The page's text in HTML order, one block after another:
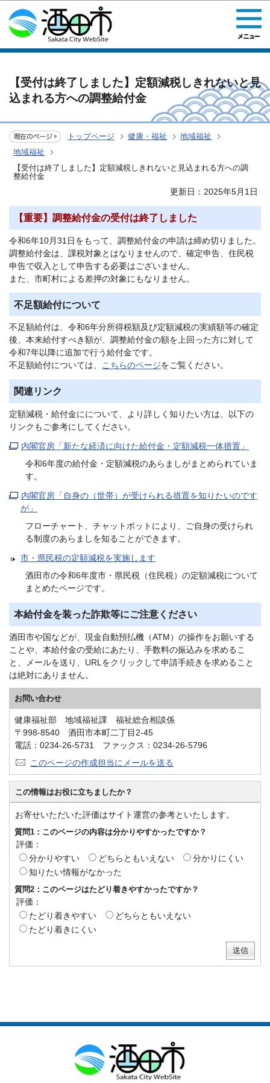
このページの本文へ移動
【受付は終了しました】定額減税しきれないと見
込まれる方への調整給付金
トップページ 健康・福祉
地域福祉
地域福祉
【受付は終了しました】定額減税しきれないと見込まれる方への調
整給付金
更新日：2025年5月1日
【重要】調整給付金の受付は終了しました
令和6年10月31日をもって、調整給付金の申請は締め切りました。
調整給付金は、課税対象とはなりませんので、確定申告、住民税
申告で収入として申告する必要はございません。
また、市町村による差押の対象にもなりません。
不足額給付について
不足額給付は、令和6年分所得税額及び定額減税の実績額等の確定
後、本来給付すべき額が、調整給付金の額を上回った方に対して
令和7年以降に追加で行う給付金です。
不足額給付については、 こちらのページをご覧ください。
関連リンク
定額減税・給付金にについて、より詳しく知りたい方は、以下の
リンクもご参考にしてください。
内閣官房「新たな経済に向けた給付金・定額減税一体措置」
令和6年度の給付金・定額減税のあらましがまとめられていま
す。
内閣官房「自身の（世帯）が受けられる措置を知りたいのです
が」
フローチャート、チャットボットにより、ご自身の受けられ
る制度のあらましを知ることができます。
市・県民税の定額減税を実施します
酒田市の令和6年度市・県民税（住民税）の定額減税について
まとめたページです。
本給付金を装った詐欺等にご注意ください
酒田市や国などが、現金自動預払機（ATM）の操作をお願いする
ことや、本給付金の受給にあたり、手数料の振込みを求めるこ
と、メールを送り、URLをクリックして申請手続きを求めること
は絶対にありません。
お問い合わせ
健康福祉部 地域福祉課 福祉総合相談係
〒998-8540 酒田市本町二丁目2-45
電話：0234-26-5731 ファックス：0234-26-5796
このページの作成担当にメールを送る
この情報はお役に立ちましたか？
お寄せいただいた評価はサイト運営の参考といたします。
質問1：このページの内容は分かりやすかったですか？
評価：
分かりやすい
どちらともいえない
分かりにくい
知りたい情報がなかった
質問2：このページはたどり着きやすかったですか？
評価：
たどり着きやすい
どちらともいえない
たどり着きにくい